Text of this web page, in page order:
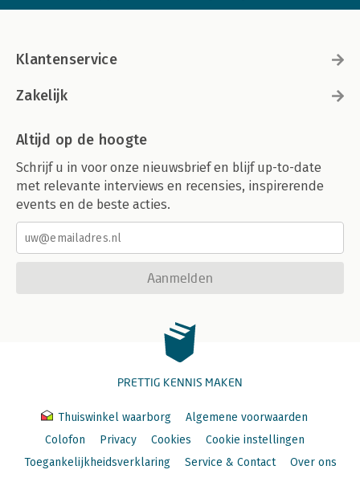
Klantenservice
Zakelijk
Altijd op de hoogte
Schrijf u in voor onze nieuwsbrief en blijf up-to-date
met relevante interviews en recensies, inspirerende
events en de beste acties.
Aanmelden
PRETTIG KENNIS MAKEN
Thuiswinkel waarborg
Algemene voorwaarden
Colofon
Privacy Cookies
Cookie instellingen
Toegankelijkheidsverklaring
Service & Contact Over ons